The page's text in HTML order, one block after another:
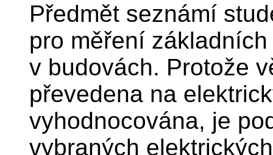
Předmět seznámí
pro měření
v budovách. Protože
převedena na
vyhodnocována, je
vybraných